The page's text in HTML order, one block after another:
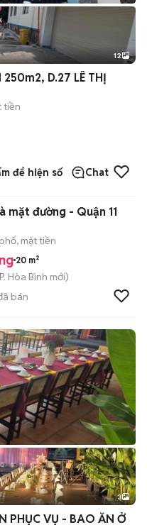
+2
12
250m2, D.27 LÊ THỊ
tiền
để hiện số Chat
mặt đường - Quận 11
mặt tiền
20 m²
P. Hòa Bình mới)
bán
3
PHỤC VỤ - BAO ĂN Ở